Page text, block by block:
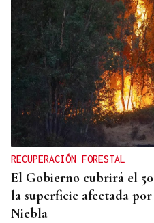
RECUPERACIÓN FORESTAL
El Gobierno cubrirá el
la superficie afectada
Niebla